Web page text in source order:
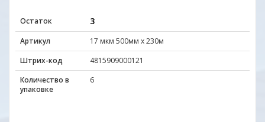
Остаток 3
Артикул
17 мкм 500мм х 230м
Штрих-код
4815909000121
Количество в
упаковке
6